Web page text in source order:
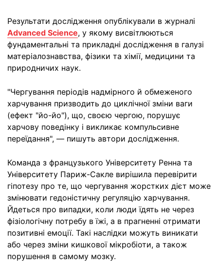
Результати дослідження опублікували в журналі
Advanced Science, у якому висвітлюються
фундаментальні та прикладні дослідження в галузі
матеріалознавства, фізики та хімії, медицини та
природничих наук.
"Чергування періодів надмірного й обмеженого
харчування призводить до циклічної зміни ваги
(ефект "йо-йо"), що, своєю чергою, порушує
харчову поведінку і викликає компульсивне
переїдання", — пишуть автори дослідження.
Команда з французького Університету Ренна та
Університету Париж-Сакле вирішила перевірити
гіпотезу про те, що чергування жорстких дієт може
змінювати гедоністичну регуляцію харчування.
Йдеться про випадки, коли люди їдять не через
фізіологічну потребу в їжі, а в прагненні отримати
позитивні емоції. Такі наслідки можуть виникати
або через зміни кишкової мікробіоти, а також
порушення в самому мозку.